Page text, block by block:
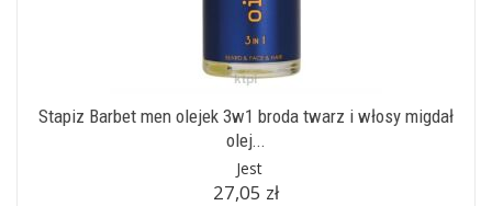
Stapiz Barbet men olejek 3w1 broda twarz i włosy migdał
olej...
Jest
27,05 zł